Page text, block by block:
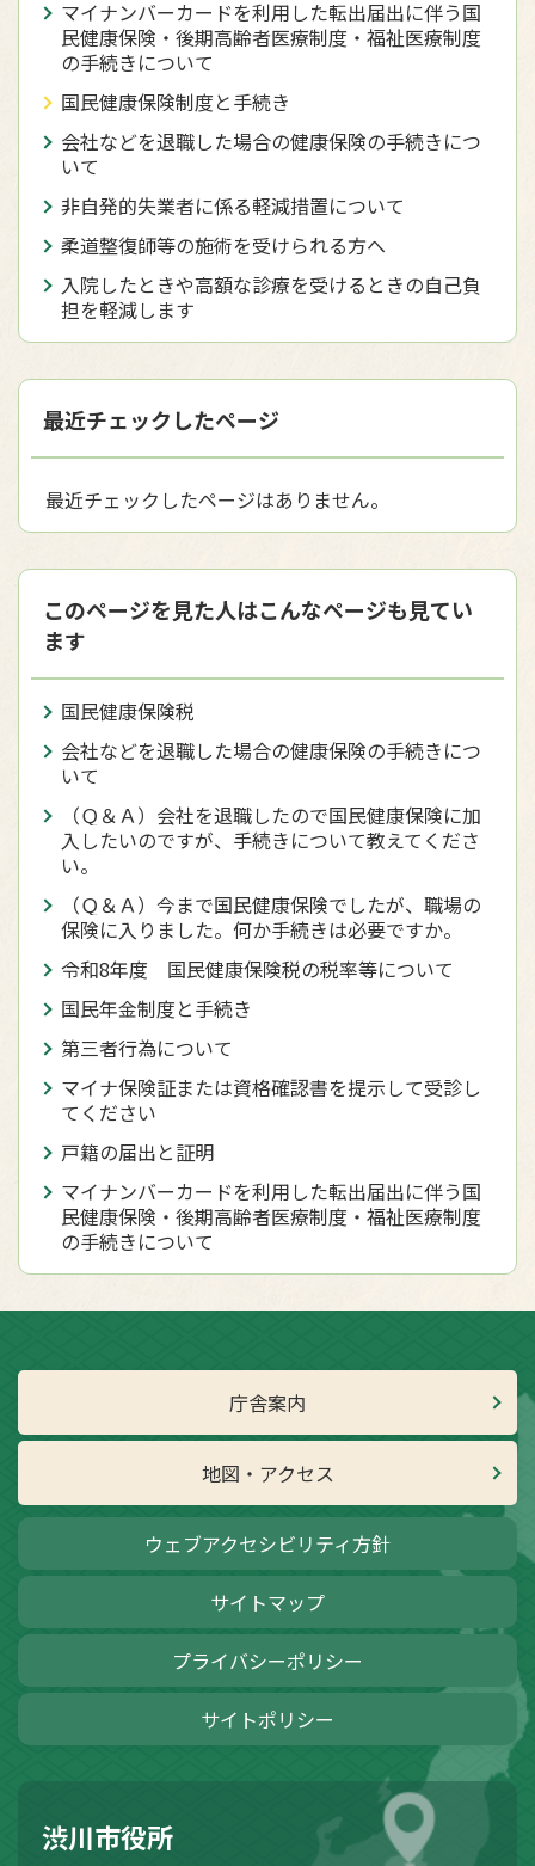
マイナンバーカードを利用した転出届出に伴う国
民健康保険・後期高齢者医療制度・福祉医療制度
の手続きについて
国民健康保険制度と手続き
会社などを退職した場合の健康保険の手続きにつ
いて
非自発的失業者に係る軽減措置について
柔道整復師等の施術を受けられる方へ
入院したときや高額な診療を受けるときの自己負
担を軽減します
最近チェックしたページ
最近チェックしたページはありません。
このページを見た人はこんなページも見てい
ます
国民健康保険税
会社などを退職した場合の健康保険の手続きにつ
いて
（Ｑ＆Ａ）会社を退職したので国民健康保険に加
入したいのですが、手続きについて教えてくださ
い。
（Ｑ＆Ａ）今まで国民健康保険でしたが、職場の
保険に入りました。何か手続きは必要ですか。
令和8年度 国民健康保険税の税率等について
国民年金制度と手続き
第三者行為について
マイナ保険証または資格確認書を提示して受診し
てください
戸籍の届出と証明
マイナンバーカードを利用した転出届出に伴う国
民健康保険・後期高齢者医療制度・福祉医療制度
の手続きについて
庁舎案内
地図・アクセス
ウェブアクセシビリティ方針
サイトマップ
プライバシーポリシー
サイトポリシー
渋川市役所